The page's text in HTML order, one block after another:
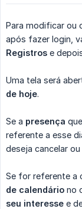
Para modificar ou
após fazer login,
Registros e
Uma tela será
de hoje.
Se a presença
referente a esse
deseja cancelar
Se for referente a
de calendário no
seu interesse e